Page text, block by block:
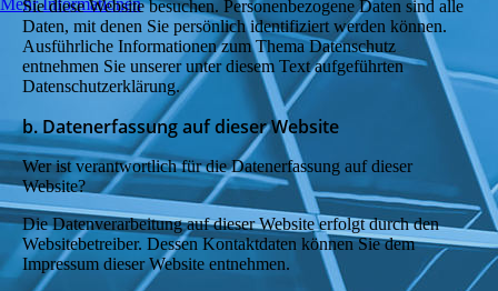
Sie diese Website besuchen. Personenbezogene Daten sind alle
Daten, mit denen Sie persönlich identifiziert werden können.
Ausführliche Informationen zum Thema Datenschutz
entnehmen Sie unserer unter diesem Text aufgeführten
Datenschutzerklärung.
b. Datenerfassung auf dieser Website
Wer ist verantwortlich für die Datenerfassung auf dieser
Website?
Die Datenverarbeitung auf dieser Website erfolgt durch den
Websitebetreiber. Dessen Kontaktdaten können Sie dem
Impressum dieser Website entnehmen.
Mehr Informationen